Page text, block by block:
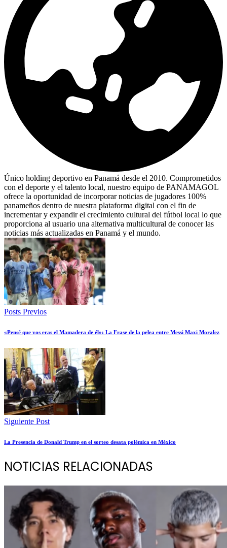
Único holding deportivo en Panamá desde el 2010. Comprometidos
con el deporte y el talento local, nuestro equipo de PANAMAGOL
ofrece la oportunidad de incorporar noticias de jugadores 100%
panameños dentro de nuestra plataforma digital con el fin de
incrementar y expandir el crecimiento cultural del fútbol local lo que
proporciona al usuario una alternativa multicultural de conocer las
noticias más actualizadas en Panamá y el mundo.
Posts Previos
«Pensé que vos eras el Mamadera de él»: La Frase de la pelea entre Messi Maxi Moralez
Siguiente Post
La Presencia de Donald Trump en el sorteo desata polémica en México
NOTICIAS RELACIONADAS